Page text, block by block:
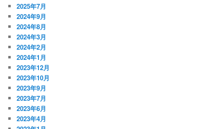
2025年7月
2024年9月
2024年8月
2024年3月
2024年2月
2024年1月
2023年12月
2023年10月
2023年9月
2023年7月
2023年6月
2023年4月